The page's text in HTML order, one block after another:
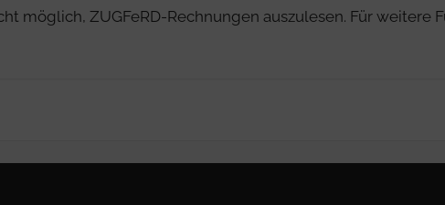
möglich, ZUGFeRD-Rechnungen auszulesen. Für weitere